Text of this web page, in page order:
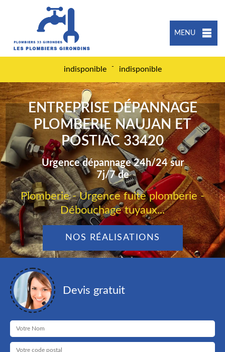
MENU
indisponible - indisponible
ENTREPRISE DÉPANNAGE
PLOMBERIE NAUJAN ET
POSTIAC 33420
Urgence dépannage 24h/24 sur
7j/7 de
Plomberie - Urgence fuite plomberie -
Débouchage tuyaux...
NOS RÉALISATIONS
Devis gratuit